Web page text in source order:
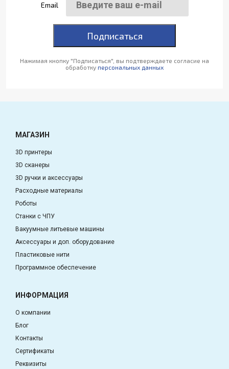
Email
Подписаться
Нажимая кнопку "Подписаться", вы подтверждаете согласие на
обработку персональных данных
МАГАЗИН
3D принтеры
3D сканеры
3D ручки и аксессуары
Расходные материалы
Роботы
Станки с ЧПУ
Вакуумные литьевые машины
Аксессуары и доп. оборудование
Пластиковые нити
Программное обеспечение
ИНФОРМАЦИЯ
О компании
Блог
Контакты
Сертификаты
Реквизиты